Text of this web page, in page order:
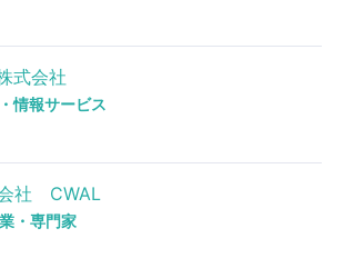
式会社
情報サービス
社 CWAL
・専門家